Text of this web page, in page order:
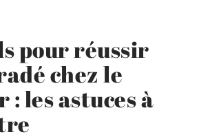
pour réussir
chez le
: les astuces à